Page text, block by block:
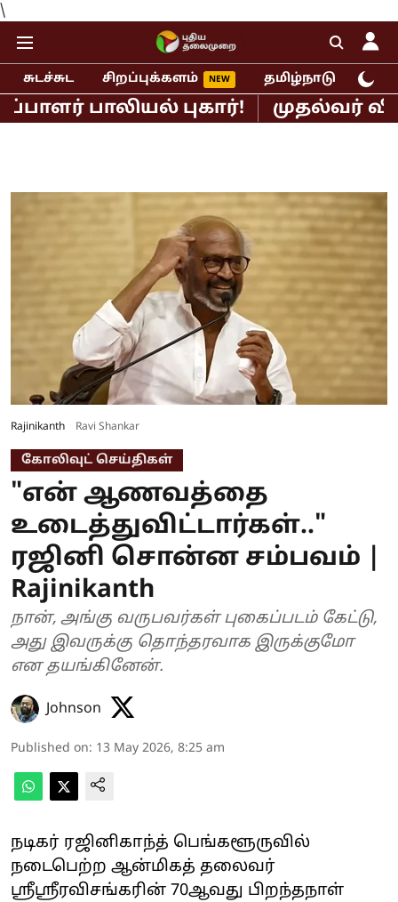
\
சுடச்சுட சிறப்புக்களம் தமிழ்நாடு
புகார்! முதல்வர் விஜய் -
Rajinikanth Ravi Shankar
கோலிவுட் செய்திகள்
"என் ஆணவத்தை
உடைத்துவிட்டார்கள்.."
ரஜினி சொன்ன சம்பவம் |
Rajinikanth
நான், அங்கு வருபவர்கள் புகைப்படம் கேட்டு,
அது இவருக்கு தொந்தரவாக இருக்குமோ
என தயங்கினேன்.
Johnson
Published on: 13 May 2026, 8:25 am
நடிகர் ரஜினிகாந்த் பெங்களூருவில்
நடைபெற்ற ஆன்மிகத் தலைவர்
ஸ்ரீஸ்ரீரவிசங்கரின் 70ஆவது பிறந்தநாள்